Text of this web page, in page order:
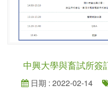
中興大學與畜試所簽
日期 : 2022-02-14